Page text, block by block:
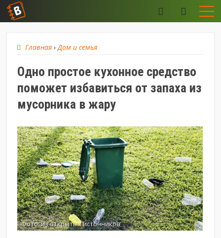
Главная ›Дом и семья
Одно простое кухонное средство
поможет избавиться от запаха из
мусорника в жару
Фото: из открытых источников